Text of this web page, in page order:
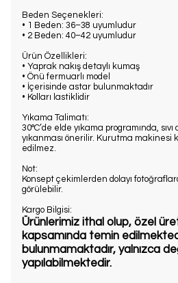
Beden Seçenekleri:
• 1 Beden: 36–38 uyumludur
• 2 Beden: 40–42 uyumludur
Ürün Özellikleri:
• Yaprak nakış detaylı kumaş
• Önü fermuarlı model
• İçerisinde astar bulunmaktadır
• Kolları lastiklidir
Yıkama Talimatı:
30°C’de elde yıkama programında,
yıkanması önerilir. Kurutma makinesi
edilmez.
Not:
Konsept çekimlerden dolayı
görülebilir.
Kargo Bilgisi:
Ürünlerimiz ithal olup, özel
kapsamında temin
bulunmamaktadır, yalnızca
yapılabilmektedir.